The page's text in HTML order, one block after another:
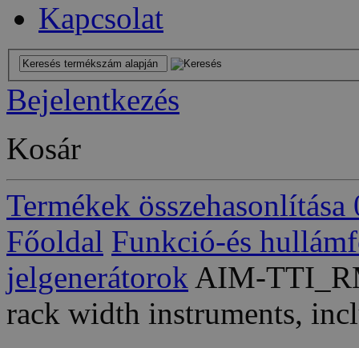
Kapcsolat
Bejelentkezés
Kosár
Termékek összehasonlítása
Főoldal Funkció-és
jelgenerátorok AIM-
rack width instruments,